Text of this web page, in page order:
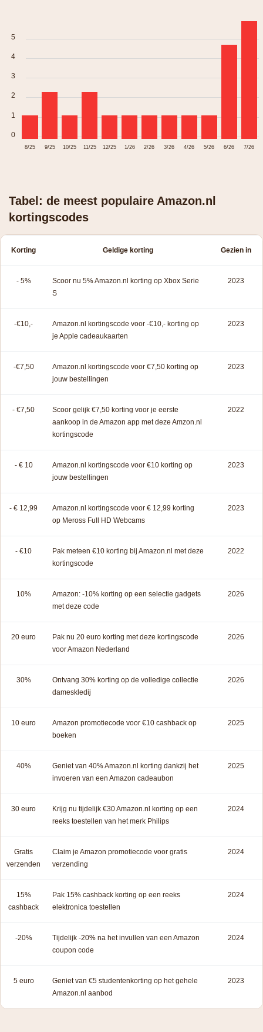
5
4
3
2
1
0
8/25 9/25 10/25 11/25 12/25 1/26 2/26 3/26 4/26 5/26 6/26 7/26
Tabel: de meest populaire Amazon.nl
kortingscodes
Korting Geldige korting Gezien in
- 5%
Scoor nu 5% Amazon.nl korting op Xbox Serie
S
2023
-€10,-
Amazon.nl kortingscode voor -€10,- korting op
je Apple cadeaukaarten
2023
-€7,50
Amazon.nl kortingscode voor €7,50 korting op
jouw bestellingen
2023
- €7,50
Scoor gelijk €7,50 korting voor je eerste
aankoop in de Amazon app met deze Amzon.nl
kortingscode
2022
- € 10
Amazon.nl kortingscode voor €10 korting op
jouw bestellingen
2023
- € 12,99
Amazon.nl kortingscode voor € 12,99 korting
op Meross Full HD Webcams
2023
- €10
Pak meteen €10 korting bij Amazon.nl met deze
kortingscode
2022
10%
Amazon: -10% korting op een selectie gadgets
met deze code
2026
20 euro
Pak nu 20 euro korting met deze kortingscode
voor Amazon Nederland
2026
30%
Ontvang 30% korting op de volledige collectie
dameskledij
2026
10 euro
Amazon promotiecode voor €10 cashback op
boeken
2025
40%
Geniet van 40% Amazon.nl korting dankzij het
invoeren van een Amazon cadeaubon
2025
30 euro
Krijg nu tijdelijk €30 Amazon.nl korting op een
reeks toestellen van het merk Philips
2024
Gratis
verzenden
Claim je Amazon promotiecode voor gratis
verzending
2024
15%
cashback
Pak 15% cashback korting op een reeks
elektronica toestellen
2024
-20%
Tijdelijk -20% na het invullen van een Amazon
coupon code
2024
5 euro
Geniet van €5 studentenkorting op het gehele
Amazon.nl aanbod
2023